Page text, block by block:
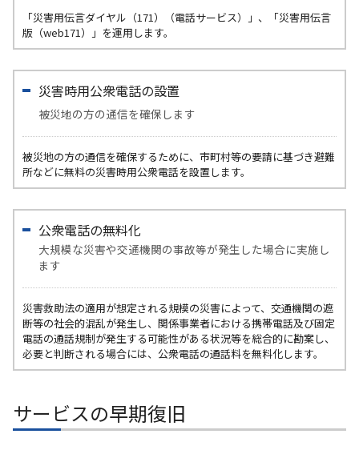
「災害用伝言ダイヤル（171）（電話サービス）」、「災害用伝言
版（web171）」を運用します。
災害時用公衆電話の設置
被災地の方の通信を確保します
被災地の方の通信を確保するために、市町村等の要請に基づき避難
所などに無料の災害時用公衆電話を設置します。
公衆電話の無料化
大規模な災害や交通機関の事故等が発生した場合に実施し
ます
災害救助法の適用が想定される規模の災害によって、交通機関の遮
断等の社会的混乱が発生し、関係事業者における携帯電話及び固定
電話の通話規制が発生する可能性がある状況等を総合的に勘案し、
必要と判断される場合には、公衆電話の通話料を無料化します。
サービスの早期復旧